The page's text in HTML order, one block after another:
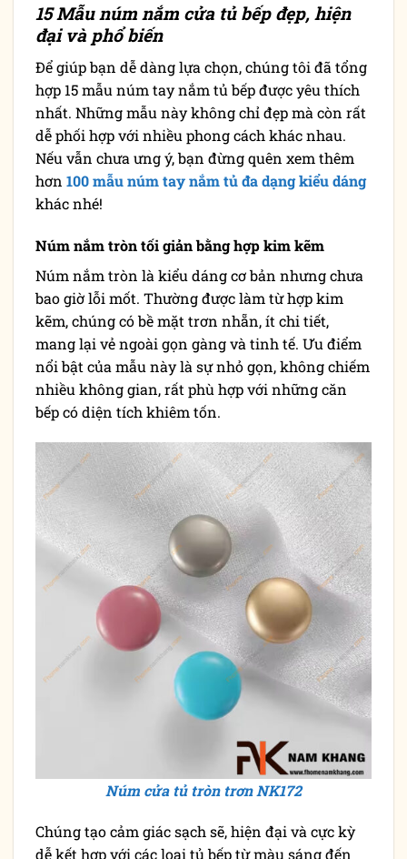
15 Mẫu núm nắm cửa tủ bếp đẹp, hiện
đại và phổ biến
Để giúp bạn dễ dàng lựa chọn, chúng tôi đã tổng
hợp 15 mẫu núm tay nắm tủ bếp được yêu thích
nhất. Những mẫu này không chỉ đẹp mà còn rất
dễ phối hợp với nhiều phong cách khác nhau.
Nếu vẫn chưa ưng ý, bạn đừng quên xem thêm
hơn 100 mẫu núm tay nắm tủ đa dạng kiểu dáng
khác nhé!
Núm nắm tròn tối giản bằng hợp kim kẽm
Núm nắm tròn là kiểu dáng cơ bản nhưng chưa
bao giờ lỗi mốt. Thường được làm từ hợp kim
kẽm, chúng có bề mặt trơn nhẵn, ít chi tiết,
mang lại vẻ ngoài gọn gàng và tinh tế. Ưu điểm
nổi bật của mẫu này là sự nhỏ gọn, không chiếm
nhiều không gian, rất phù hợp với những căn
bếp có diện tích khiêm tốn.
Núm cửa tủ tròn trơn NK172
Chúng tạo cảm giác sạch sẽ, hiện đại và cực kỳ
dễ kết hợp với các loại tủ bếp từ màu sáng đến